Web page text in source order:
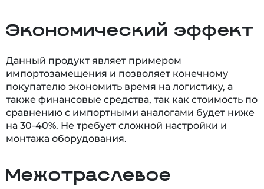
Экономический эффект
Данный продукт являет примером
импортозамещения и позволяет конечному
покупателю экономить время на логистику, а
также финансовые средства, так как стоимость по
сравнению с импортными аналогами будет ниже
на 30-40%. Не требует сложной настройки и
монтажа оборудования.
Межотраслевое